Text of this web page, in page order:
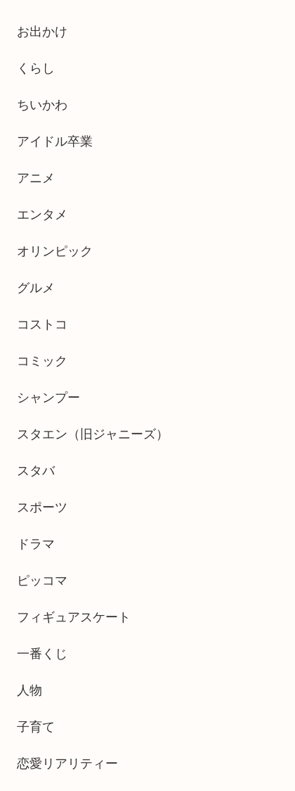
お出かけ
くらし
ちいかわ
アイドル卒業
アニメ
エンタメ
オリンピック
グルメ
コストコ
コミック
シャンプー
スタエン（旧ジャニーズ）
スタバ
スポーツ
ドラマ
ピッコマ
フィギュアスケート
一番くじ
人物
子育て
恋愛リアリティー